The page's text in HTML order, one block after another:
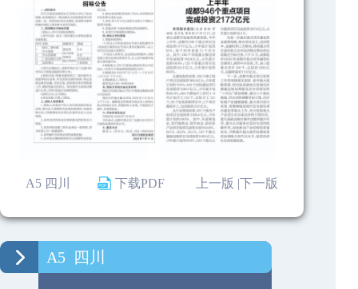
A5 四川 下载PDF 下一版
上一版 |
A5 四川